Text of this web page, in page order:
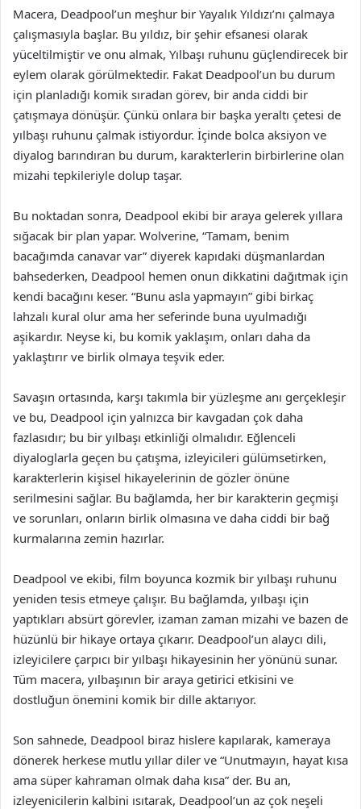
Macera, Deadpool’un meşhur bir Yayalık Yıldızı’nı çalmaya
çalışmasıyla başlar. Bu yıldız, bir şehir efsanesi olarak
yüceltilmiştir ve onu almak, Yılbaşı ruhunu güçlendirecek bir
eylem olarak görülmektedir. Fakat Deadpool’un bu durum
için planladığı komik sıradan görev, bir anda ciddi bir
çatışmaya dönüşür. Çünkü onlara bir başka yeraltı çetesi de
yılbaşı ruhunu çalmak istiyordur. İçinde bolca aksiyon ve
diyalog barındıran bu durum, karakterlerin birbirlerine olan
mizahi tepkileriyle dolup taşar.
Bu noktadan sonra, Deadpool ekibi bir araya gelerek yıllara
sığacak bir plan yapar. Wolverine, “Tamam, benim
bacağımda canavar var” diyerek kapıdaki düşmanlardan
bahsederken, Deadpool hemen onun dikkatini dağıtmak için
kendi bacağını keser. “Bunu asla yapmayın” gibi birkaç
lahzalı kural olur ama her seferinde buna uyulmadığı
aşikardır. Neyse ki, bu komik yaklaşım, onları daha da
yaklaştırır ve birlik olmaya teşvik eder.
Savaşın ortasında, karşı takımla bir yüzleşme anı gerçekleşir
ve bu, Deadpool için yalnızca bir kavgadan çok daha
fazlasıdır; bu bir yılbaşı etkinliği olmalıdır. Eğlenceli
diyaloglarla geçen bu çatışma, izleyicileri gülümsetirken,
karakterlerin kişisel hikayelerinin de gözler önüne
serilmesini sağlar. Bu bağlamda, her bir karakterin geçmişi
ve sorunları, onların birlik olmasına ve daha ciddi bir bağ
kurmalarına zemin hazırlar.
Deadpool ve ekibi, film boyunca kozmik bir yılbaşı ruhunu
yeniden tesis etmeye çalışır. Bu bağlamda, yılbaşı için
yaptıkları absürt görevler, izaman zaman mizahi ve bazen de
hüzünlü bir hikaye ortaya çıkarır. Deadpool’un alaycı dili,
izleyicilere çarpıcı bir yılbaşı hikayesinin her yönünü sunar.
Tüm macera, yılbaşının bir araya getirici etkisini ve
dostluğun önemini komik bir dille aktarıyor.
Son sahnede, Deadpool biraz hislere kapılarak, kameraya
dönerek herkese mutlu yıllar diler ve “Unutmayın, hayat kısa
ama süper kahraman olmak daha kısa” der. Bu an,
izleyenicilerin kalbini ısıtarak, Deadpool’un az çok neşeli